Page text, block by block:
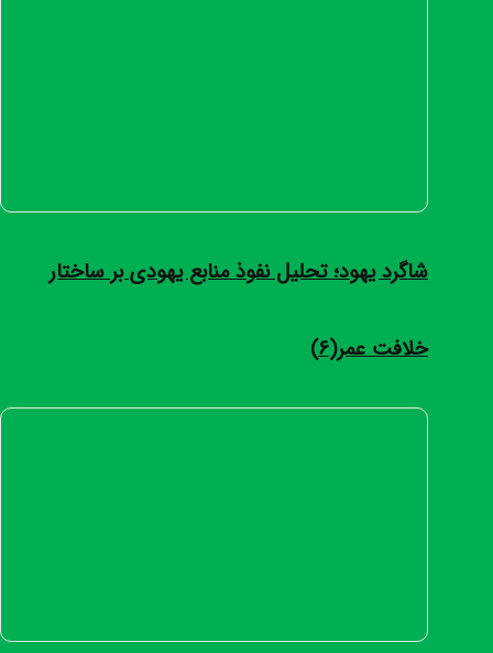
شاگرد یهود؛ تحلیل نفوذ منابع یهودی بر ساختار
خلافت عمر(6)